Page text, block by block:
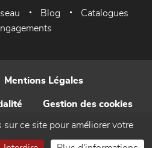
Blog
Catalogues
Mentions Légales
Gestion des cookies
ce site pour améliorer votre